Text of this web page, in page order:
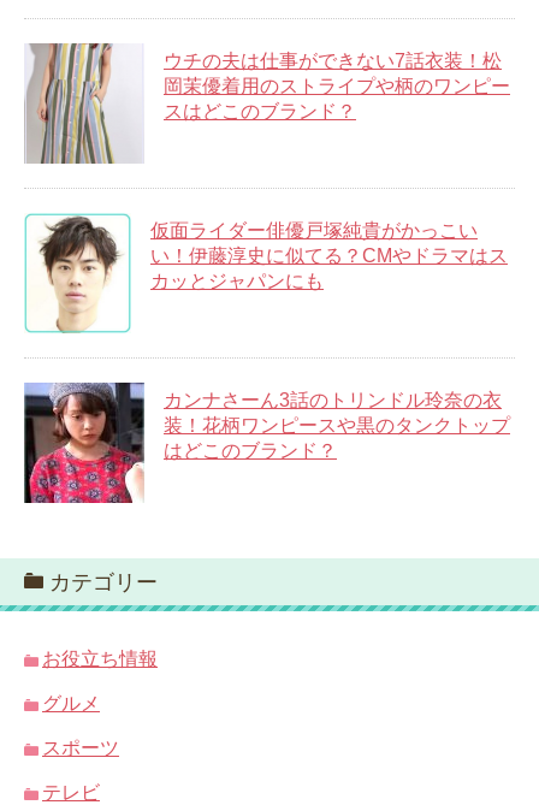
ウチの夫は仕事ができない7話衣装！松
岡茉優着用のストライプや柄のワンピー
スはどこのブランド？
仮面ライダー俳優戸塚純貴がかっこい
い！伊藤淳史に似てる？CMやドラマはス
カッとジャパンにも
カンナさーん3話のトリンドル玲奈の衣
装！花柄ワンピースや黒のタンクトップ
はどこのブランド？
カテゴリー
お役立ち情報
グルメ
スポーツ
テレビ